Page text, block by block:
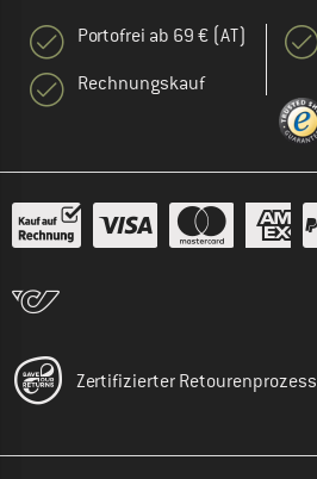
Portofrei ab 69 € (AT)
Rechnungskauf
Zertifizierter Retourenprozess